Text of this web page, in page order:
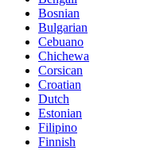
Bosnian
Bulgarian
Cebuano
Chichewa
Corsican
Croatian
Dutch
Estonian
Filipino
Finnish